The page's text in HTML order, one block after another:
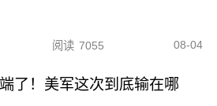
阅读 7055 08-04
了！美军这次到底输在哪